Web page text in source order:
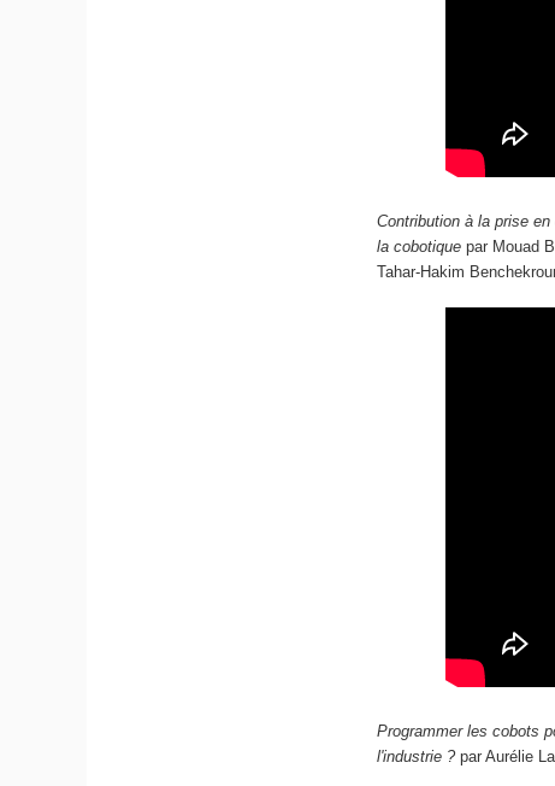
Contribution à la prise
la cobotique par Mouad
Tahar-Hakim
Programmer les cobots
l'industrie ?par Aurélie